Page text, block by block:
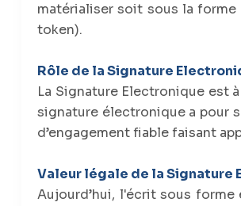
matérialiser soit sous la
token).
Rôle de la Signature
La Signature Electronique est
signature électronique a pour
d’engagement fiable faisant
Valeur légale de la Signature
Aujourd’hui, l'écrit sous